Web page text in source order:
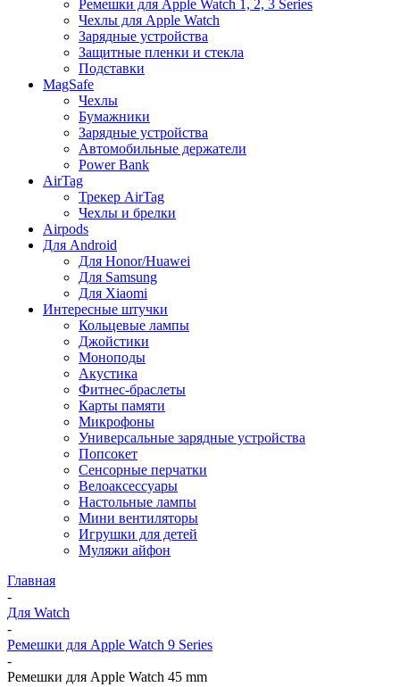
Ремешки для Apple Watch 1, 2, 3 Series
Чехлы для Apple Watch
Зарядные устройства
Защитные пленки и стекла
Подставки
MagSafe
Чехлы
Бумажники
Зарядные устройства
Автомобильные держатели
Power Bank
AirTag
Трекер AirTag
Чехлы и брелки
Airpods
Для Android
Для Honor/Huawei
Для Samsung
Для Xiaomi
Интересные штучки
Кольцевые лампы
Джойстики
Моноподы
Акустика
Фитнес-браслеты
Карты памяти
Микрофоны
Универсальные зарядные устройства
Попсокет
Сенсорные перчатки
Велоаксессуары
Настольные лампы
Мини вентиляторы
Игрушки для детей
Муляжи айфон
Главная
-
Для Watch
-
Ремешки для Apple Watch 9 Series
-
Ремешки для Apple Watch 45 mm